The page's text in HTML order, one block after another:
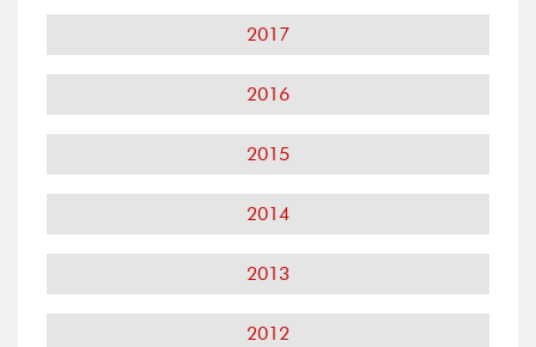
2017
2016
2015
2014
2013
2012